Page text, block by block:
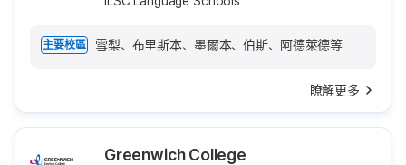
主要校區 雪梨、布里斯本、墨爾本、伯斯、阿德萊德等
瞭解更多
Greenwich College